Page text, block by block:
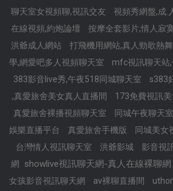
聊天室女視頻聊,視訊交友
視頻秀網盤,成.
在線視頻,約炮論壇
按摩全套影片,情人寂
洪爺成人網站
打飛機用網站,真人勁歌熱
學,網愛吧多人視頻聊天室
mfc視訊聊天站
383影音live秀,午夜518同城聊天室
s383
,真愛旅舍美女真人直播間
173免費視訊美
真愛旅舍裸播視頻聊天室
同城午夜聊天室
娛樂直播平台
真愛旅舍手機版 同城美女
台灣情人視訊聊天室
洪爺影城 影音視
網
showlive視訊聊天網-真人在線裸聊網
女孩影音視訊聊天網
av裸聊直播間